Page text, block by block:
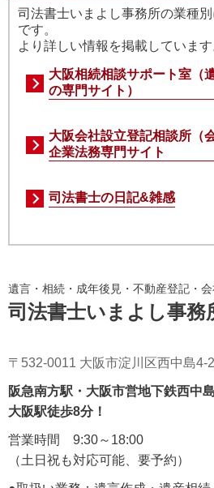
司法書士いまよし事務所の業種
です。
より詳しい情報を掲載しています
大阪相続相談サポート室（
の専門サイト）
大阪会社設立登記相談所（
企業法務専門サイト
司法書士の日記&雑感
遺言・相続・成年後見・不動産登記・
司法書士いまよし事務
〒532-0011 大阪市淀川区西中島
阪急南方駅・大阪市営地下鉄西中
大阪駅徒歩8分！
営業時間 9:30～18:00
（土日祝も対応可能、要予約）